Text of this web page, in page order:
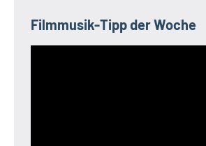
Filmmusik-Tipp der Woche